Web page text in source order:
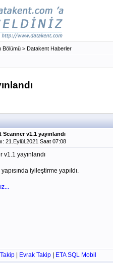
Bölümü> Datakent Haberler
v1.1 yayınlandı
21.Eylül.2021 Saat 07:08
v1.1 yayınlandı
iyileştirme yapıldı.
| Evrak Takip| ETA SQL Mobil